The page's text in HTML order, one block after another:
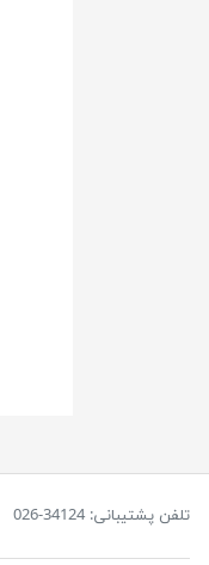
تلفن پشتیبانی: 34124-026